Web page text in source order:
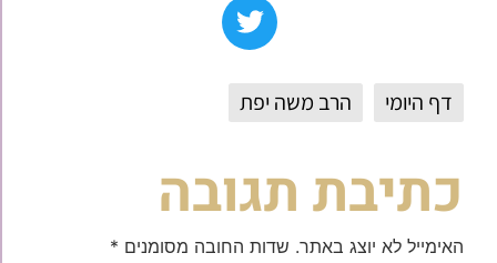
דף היומי הרב משה יפת
כתיבת תגובה
האימייל לא יוצג באתר. שדות החובה מסומנים *